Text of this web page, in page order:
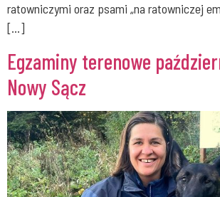
ratowniczymi oraz psami „na ratowniczej
[…]
Egzaminy terenowe
Nowy Sącz